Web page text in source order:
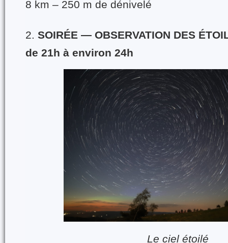
8 km – 250 m de dénivelé
2. SOIRÉE — OBSERVATION DES
de 21h à environ 24h
Le ciel étoilé